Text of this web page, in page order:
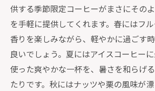
供する季節限定コーヒーがまさにその
を手軽に提供してくれます。春にはフ
香りを楽しみながら、軽やかに過ごす
良いでしょう。夏にはアイスコーヒー
使った爽やかな一杯を、暑さを和らげ
たりです。秋にはナッツや栗の風味が